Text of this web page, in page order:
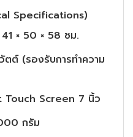
Specifications)
× 50 × 58 ซม.
ต์ (รองรับการทำความ
Touch Screen 7 นิ้ว
กรัม